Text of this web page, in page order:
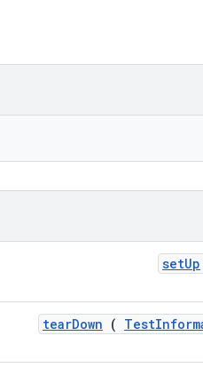
setUp
tearDown ( Test